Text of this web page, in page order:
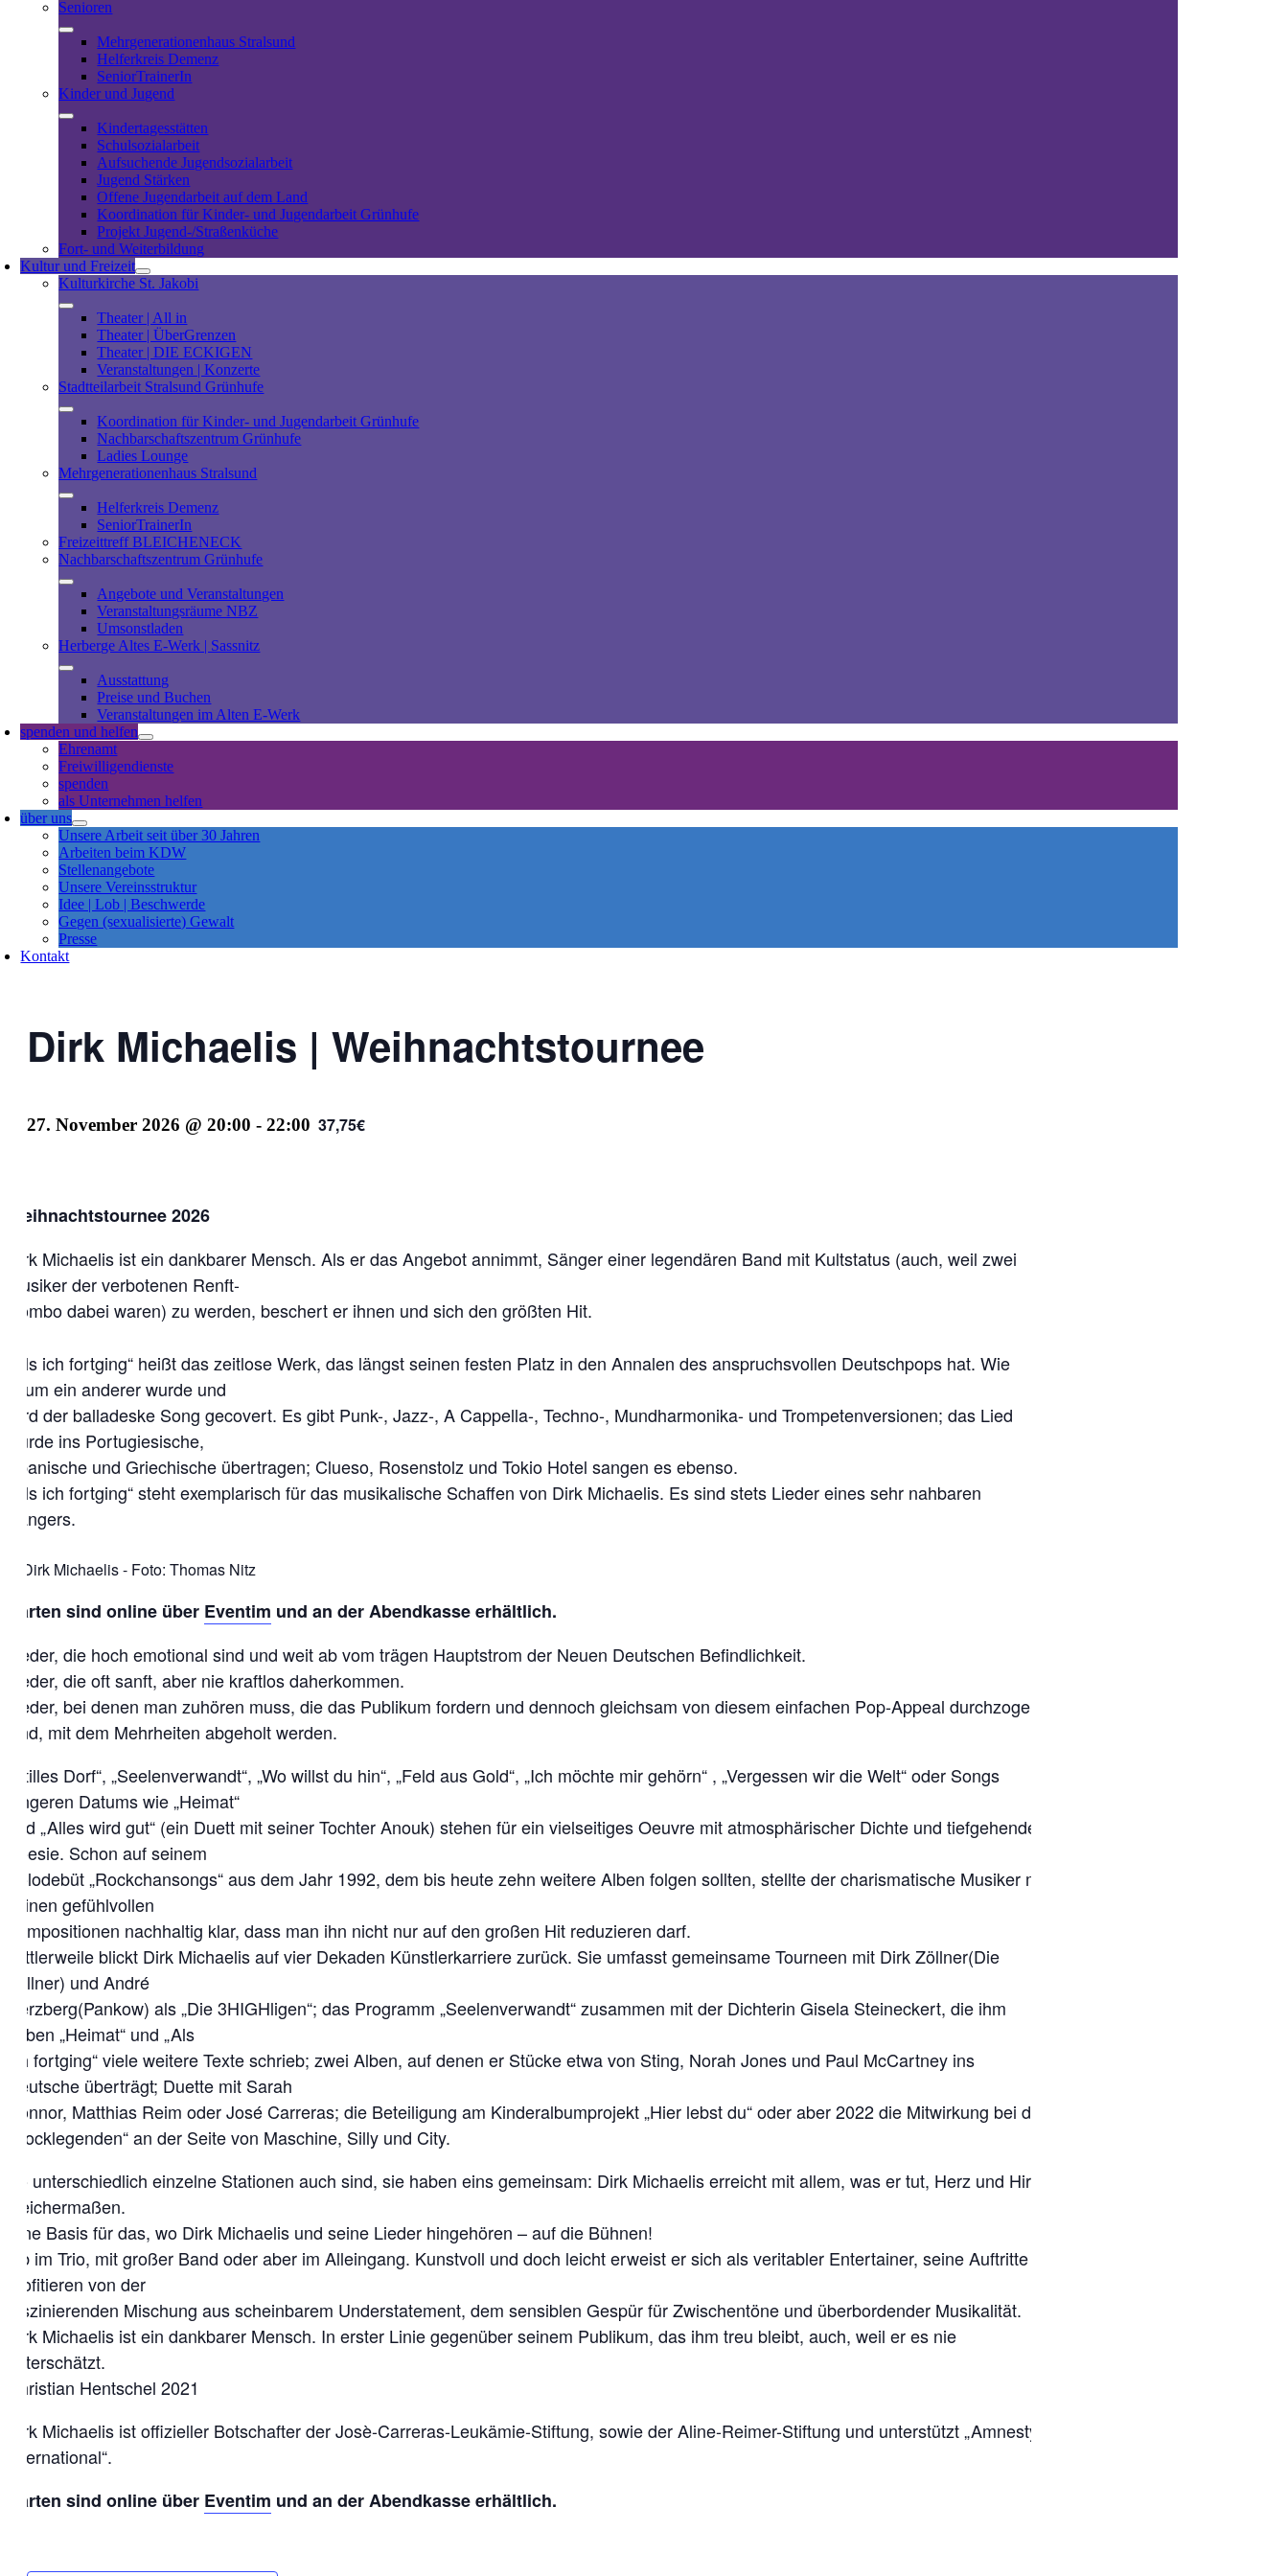
Senioren
Mehrgenerationenhaus Stralsund
Helferkreis Demenz
SeniorTrainerIn
Kinder und Jugend
Kindertagesstätten
Schulsozialarbeit
Aufsuchende Jugendsozialarbeit
Jugend Stärken
Offene Jugendarbeit auf dem Land
Koordination für Kinder- und Jugendarbeit Grünhufe
Projekt Jugend-/Straßenküche
Fort- und Weiterbildung
Kultur und Freizeit
Kulturkirche St. Jakobi
Theater | All in
Theater | ÜberGrenzen
Theater | DIE ECKIGEN
Veranstaltungen | Konzerte
Stadtteilarbeit Stralsund Grünhufe
Koordination für Kinder- und Jugendarbeit Grünhufe
Nachbarschaftszentrum Grünhufe
Ladies Lounge
Mehrgenerationenhaus Stralsund
Helferkreis Demenz
SeniorTrainerIn
Freizeittreff BLEICHENECK
Nachbarschaftszentrum Grünhufe
Angebote und Veranstaltungen
Veranstaltungsräume NBZ
Umsonstladen
Herberge Altes E-Werk | Sassnitz
Ausstattung
Preise und Buchen
Veranstaltungen im Alten E-Werk
spenden und helfen
Ehrenamt
Freiwilligendienste
spenden
als Unternehmen helfen
über uns
Unsere Arbeit seit über 30 Jahren
Arbeiten beim KDW
Stellenangebote
Unsere Vereinsstruktur
Idee | Lob | Beschwerde
Gegen (sexualisierte) Gewalt
Presse
Kontakt
Dirk Michaelis | Weihnachtstournee
27. November 2026 @ 20:00 - 22:00 37,75€
Weihnachtstournee 2026
Dirk Michaelis ist ein dankbarer Mensch. Als er das Angebot annimmt, Sänger einer legendären Band mit Kultstatus (auch, weil zwei
Musiker der verbotenen Renft-
Combo dabei waren) zu werden, beschert er ihnen und sich den größten Hit.
„Als ich fortging“ heißt das zeitlose Werk, das längst seinen festen Platz in den Annalen des anspruchsvollen Deutschpops hat. Wie
kaum ein anderer wurde und
wird der balladeske Song gecovert. Es gibt Punk-, Jazz-, A Cappella-, Techno-, Mundharmonika- und Trompetenversionen; das Lied
wurde ins Portugiesische,
Spanische und Griechische übertragen; Clueso, Rosenstolz und Tokio Hotel sangen es ebenso.
„Als ich fortging“ steht exemplarisch für das musikalische Schaffen von Dirk Michaelis. Es sind stets Lieder eines sehr nahbaren
Sängers.
Karten sind online über Eventim und an der Abendkasse erhältlich.
Lieder, die hoch emotional sind und weit ab vom trägen Hauptstrom der Neuen Deutschen Befindlichkeit.
Lieder, die oft sanft, aber nie kraftlos daherkommen.
Lieder, bei denen man zuhören muss, die das Publikum fordern und dennoch gleichsam von diesem einfachen Pop-Appeal durchzogen
sind, mit dem Mehrheiten abgeholt werden.
„Stilles Dorf“, „Seelenverwandt“, „Wo willst du hin“, „Feld aus Gold“, „Ich möchte mir gehörn“ , „Vergessen wir die Welt“ oder Songs
jüngeren Datums wie „Heimat“
und „Alles wird gut“ (ein Duett mit seiner Tochter Anouk) stehen für ein vielseitiges Oeuvre mit atmosphärischer Dichte und tiefgehender
Poesie. Schon auf seinem
Solodebüt „Rockchansongs“ aus dem Jahr 1992, dem bis heute zehn weitere Alben folgen sollten, stellte der charismatische Musiker mit
seinen gefühlvollen
Kompositionen nachhaltig klar, dass man ihn nicht nur auf den großen Hit reduzieren darf.
Mittlerweile blickt Dirk Michaelis auf vier Dekaden Künstlerkarriere zurück. Sie umfasst gemeinsame Tourneen mit Dirk Zöllner(Die
Zöllner) und André
Herzberg(Pankow) als „Die 3HIGHligen“; das Programm „Seelenverwandt“ zusammen mit der Dichterin Gisela Steineckert, die ihm
neben „Heimat“ und „Als
ich fortging“ viele weitere Texte schrieb; zwei Alben, auf denen er Stücke etwa von Sting, Norah Jones und Paul McCartney ins
Deutsche überträgt; Duette mit Sarah
Connor, Matthias Reim oder José Carreras; die Beteiligung am Kinderalbumprojekt „Hier lebst du“ oder aber 2022 die Mitwirkung bei den
„Rocklegenden“ an der Seite von Maschine, Silly und City.
So unterschiedlich einzelne Stationen auch sind, sie haben eins gemeinsam: Dirk Michaelis erreicht mit allem, was er tut, Herz und Hirn
gleichermaßen.
Eine Basis für das, wo Dirk Michaelis und seine Lieder hingehören – auf die Bühnen!
Ob im Trio, mit großer Band oder aber im Alleingang. Kunstvoll und doch leicht erweist er sich als veritabler Entertainer, seine Auftritte
profitieren von der
faszinierenden Mischung aus scheinbarem Understatement, dem sensiblen Gespür für Zwischentöne und überbordender Musikalität.
Dirk Michaelis ist ein dankbarer Mensch. In erster Linie gegenüber seinem Publikum, das ihm treu bleibt, auch, weil er es nie
unterschätzt.
Christian Hentschel 2021
Dirk Michaelis ist offizieller Botschafter der Josè-Carreras-Leukämie-Stiftung, sowie der Aline-Reimer-Stiftung und unterstützt „Amnesty
International“.
Karten sind online über Eventim und an der Abendkasse erhältlich.